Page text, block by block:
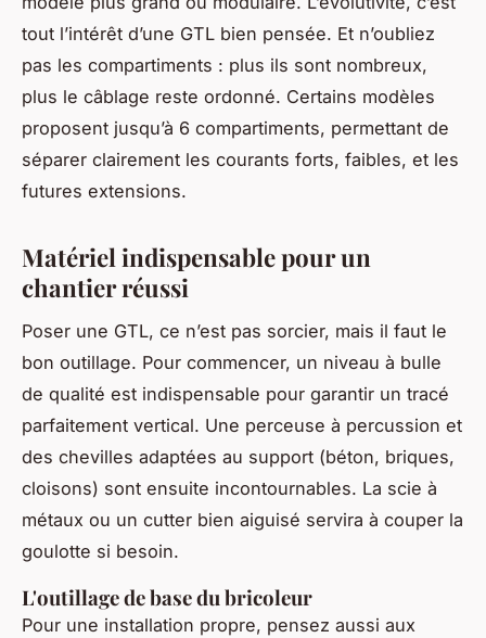
tout l’intérêt d’une GTL bien pensée. Et n’oubliez
pas les compartiments : plus ils sont nombreux,
plus le câblage reste ordonné. Certains modèles
proposent jusqu’à 6 compartiments, permettant de
séparer clairement les courants forts, faibles, et les
futures extensions.
Matériel indispensable pour un
chantier réussi
Poser une GTL, ce n’est pas sorcier, mais il faut le
bon outillage. Pour commencer, un niveau à bulle
de qualité est indispensable pour garantir un tracé
parfaitement vertical. Une perceuse à percussion et
des chevilles adaptées au support (béton, briques,
cloisons) sont ensuite incontournables. La scie à
métaux ou un cutter bien aiguisé servira à couper la
goulotte si besoin.
L'outillage de base du bricoleur
Pour une installation propre, pensez aussi aux